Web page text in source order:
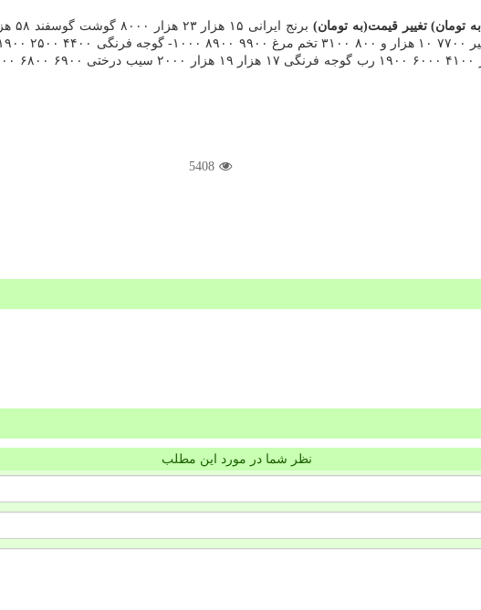
تغییر قیمت(به تومان)
5408
نظر شما در مورد این مطلب